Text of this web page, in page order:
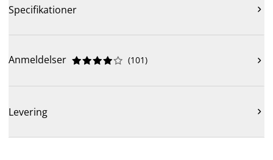
Specifikationer 
Anmeldelser 




 (101) 
Levering 